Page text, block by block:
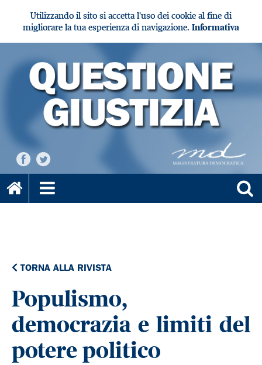
Utilizzando il sito si accetta l'uso dei cookie al fine di
migliorare la tua esperienza di navigazione. Informativa
TORNA ALLA RIVISTA
Populismo,
democrazia e limiti del
potere politico